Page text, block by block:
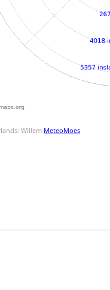
Willem MeteoMoes